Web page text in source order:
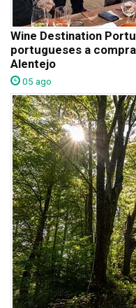
Wine Destination
portugueses a
Alentejo
05 ago